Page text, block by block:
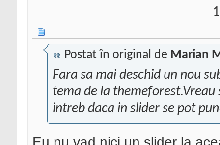
Postat în original de Marian
Fara sa mai deschid un nou
tema de la themeforest.Vreau
intreb daca in slider se pot
Eu nu vad nici un slider la